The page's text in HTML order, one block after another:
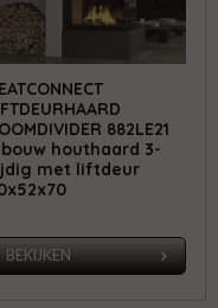
882LE21
houthaard 3-
met liftdeur
BEKIJKEN